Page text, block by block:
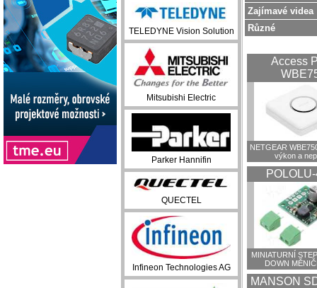
TELEDYNE Vision Solution
Mitsubishi Electric
Parker Hannifin
QUECTEL
Infineon Technologies AG
Zajímavé videa
Různé
Access
NETGEAR
výkon a
MINIATURNÍ
DOWN
MANSON